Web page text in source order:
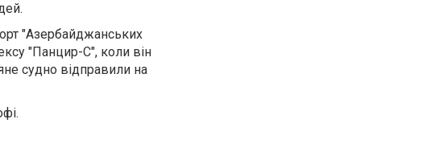
"Азербайджанських
"Панцир-С", коли він
судно відправили на